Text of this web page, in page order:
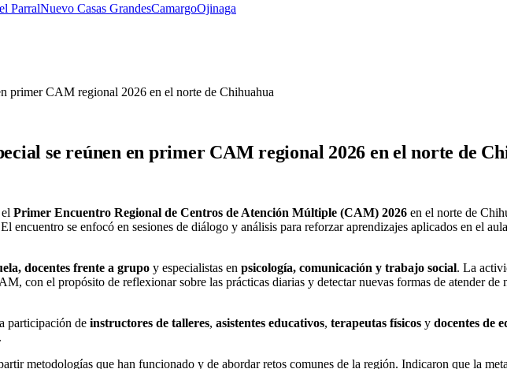
ParralNuevo Casas GrandesCamargoOjinaga
primer CAM regional 2026 en el norte de Chihuahua
se reúnen en primer CAM regional 2026 en el norte de
Primer Encuentro Regional de Centros de Atención Múltiple (CAM) 2026 en el norte de
encuentro se enfocó en sesiones de diálogo y análisis para reforzar aprendizajes aplicados en el
docentes frente a grupo y especialistas en psicología, comunicación y trabajo social. La
con el propósito de reflexionar sobre las prácticas diarias y detectar nuevas formas de atender de
participación de instructores de talleres, asistentes educativos, terapeutas físicos y docentes de
metodologías que han funcionado y de abordar retos comunes de la región. Indicaron que la